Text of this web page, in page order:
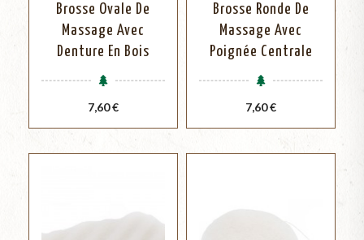
Brosse Ovale De
Massage Avec
Denture En Bois
Prix
7,60 €
Brosse Ronde De
Massage Avec
Poignée Centrale
Prix
7,60 €